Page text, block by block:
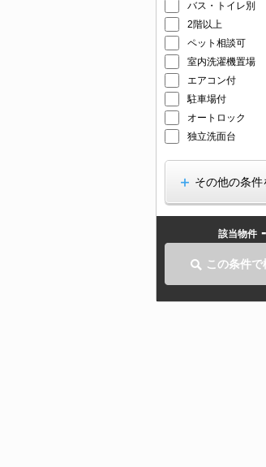
バス・トイレ別
2階以上
ペット相談可
室内洗濯機置場
エアコン付
駐車場付
オートロック
独立洗面台
その他の条件
該当物件 -
この条件で